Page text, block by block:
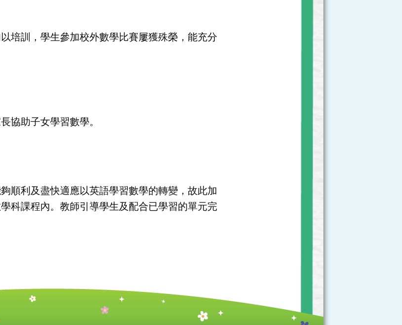
培訓，學生參加校外數學比賽屢獲殊榮，能充分
協助子女學習數學。
順利及盡快適應以英語學習數學的轉變，故此加
科課程內。教師引導學生及配合已學習的單元完